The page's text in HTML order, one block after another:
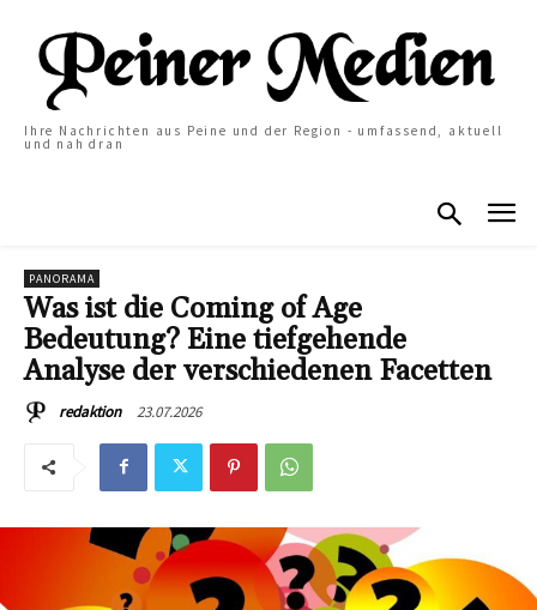
Ihre Nachrichten aus Peine und der Region - umfassend, aktuell
und nah dran
PANORAMA
Was ist die Coming of Age
Bedeutung? Eine tiefgehende
Analyse der verschiedenen Facetten
redaktion 23.07.2026